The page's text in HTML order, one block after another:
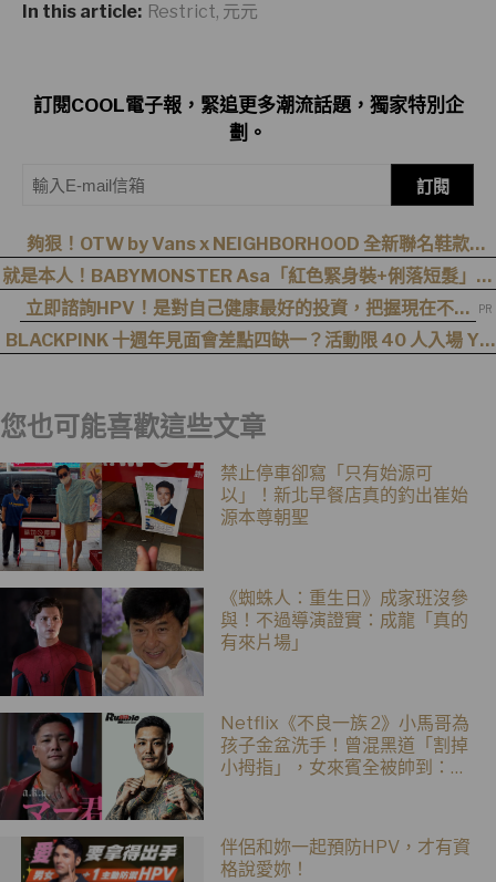
In this article: Restrict, 元元
訂閱COOL電子報，緊追更多潮流話題，獨家特別企
劃。
訂閱
夠狠！OTW by Vans x NEIGHBORHOOD 全新聯名鞋款
Authentic 44，質感真沒話說！
就是本人！BABYMONSTER Asa「紅色緊身裝+俐落短髮」與
艾達王相似度爆表，粉絲狂刷「ASA Wong」
立即諮詢HPV！是對自己健康最好的投資，把握現在不嫌
晚！
BLACKPINK 十週年見面會差點四缺一？活動限 40 人入場 YG
您也可能喜歡這些文章
禁止停車卻寫「只有始源可
以」！新北早餐店真的釣出崔始
源本尊朝聖
《蜘蛛人：重生日》成家班沒參
與！不過導演證實：成龍「真的
有來片場」
Netflix《不良一族 2》小馬哥為
孩子金盆洗手！曾混黑道「割掉
小拇指」，女來賓全被帥到：超
伴侶和妳一起預防HPV，才有資
格說愛妳！